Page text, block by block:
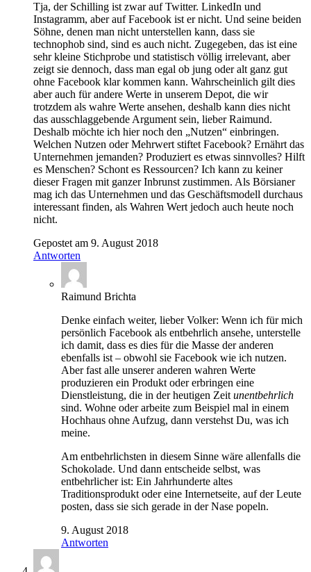
Tja, der Schilling ist zwar auf Twitter. LinkedIn und
Instagramm, aber auf Facebook ist er nicht. Und seine beiden
Söhne, denen man nicht unterstellen kann, dass sie
technophob sind, sind es auch nicht. Zugegeben, das ist eine
sehr kleine Stichprobe und statistisch völlig irrelevant, aber
zeigt sie dennoch, dass man egal ob jung oder alt ganz gut
ohne Facebook klar kommen kann. Wahrscheinlich gilt dies
aber auch für andere Werte in unserem Depot, die wir
trotzdem als wahre Werte ansehen, deshalb kann dies nicht
das ausschlaggebende Argument sein, lieber Raimund.
Deshalb möchte ich hier noch den „Nutzen“ einbringen.
Welchen Nutzen oder Mehrwert stiftet Facebook? Ernährt das
Unternehmen jemanden? Produziert es etwas sinnvolles? Hilft
es Menschen? Schont es Ressourcen? Ich kann zu keiner
dieser Fragen mit ganzer Inbrunst zustimmen. Als Börsianer
mag ich das Unternehmen und das Geschäftsmodell durchaus
interessant finden, als Wahren Wert jedoch auch heute noch
nicht.
Gepostet am 9. August 2018
Antworten
Raimund Brichta
Denke einfach weiter, lieber Volker: Wenn ich für mich
persönlich Facebook als entbehrlich ansehe, unterstelle
ich damit, dass es dies für die Masse der anderen
ebenfalls ist – obwohl sie Facebook wie ich nutzen.
Aber fast alle unserer anderen wahren Werte
produzieren ein Produkt oder erbringen eine
Dienstleistung, die in der heutigen Zeit unentbehrlich
sind. Wohne oder arbeite zum Beispiel mal in einem
Hochhaus ohne Aufzug, dann verstehst Du, was ich
meine.
Am entbehrlichsten in diesem Sinne wäre allenfalls die
Schokolade. Und dann entscheide selbst, was
entbehrlicher ist: Ein Jahrhunderte altes
Traditionsprodukt oder eine Internetseite, auf der Leute
posten, dass sie sich gerade in der Nase popeln.
9. August 2018
Antworten